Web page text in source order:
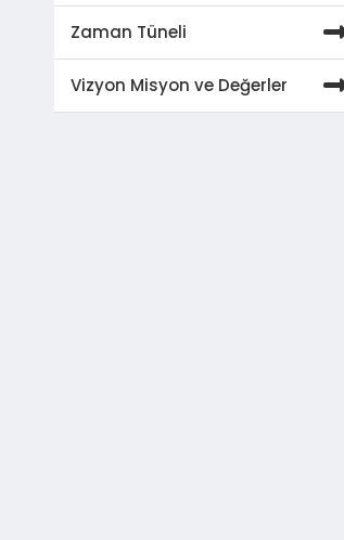
Zaman Tüneli
Vizyon Misyon ve Değerler